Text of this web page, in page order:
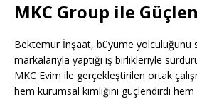
MKC Group ile
Bektemur İnşaat, büyüme yolculuğunu
markalarıyla yaptığı iş birlikleriyle
MKC Evim ile gerçekleştirilen ortak
hem kurumsal kimliğini güçlendirdi